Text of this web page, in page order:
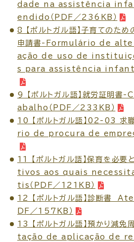
おくやみ
目的から
届出・手続・申請
ごみ・リサイクル
各種相談窓口
dade na assistência
endido（PDF／236KB）
8 【ポルトガル語】子育てのた
申請書-Formulário de
ação de uso de
s para assistência infantil
9 【ポルトガル語】就労証
abalho（PDF／233KB）
10 【ポルトガル語】02-03
rio de procura de
11 【ポルトガル語】保育を必
tivos aos quais
tis（PDF／121KB）
12 【ポルトガル語】診断書
DF／157KB）
13 【ポルトガル語】預かり減
tação de aplicação de